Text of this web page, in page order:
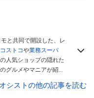
と共同で開設した、レ
コストコや業務スーパ
人気ショップの隠れた
グルメやマニアが紹介
ています。毎日トレン
シストの他の記事を読む